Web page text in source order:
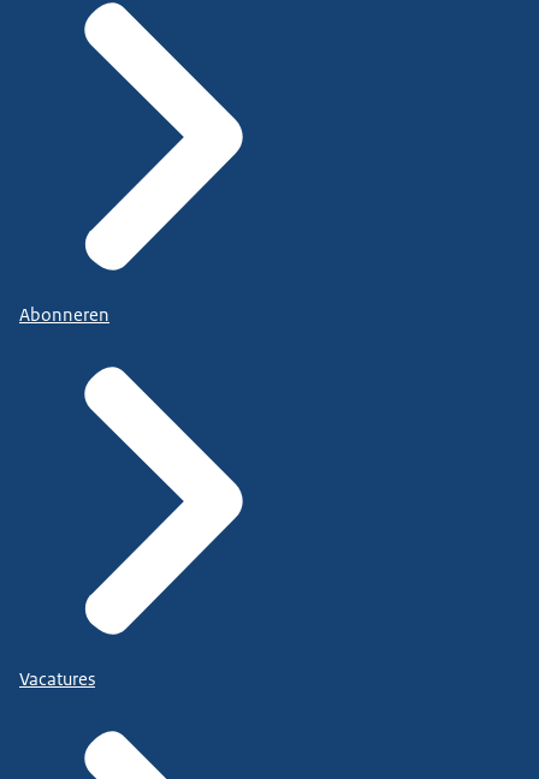
Abonneren
Vacatures